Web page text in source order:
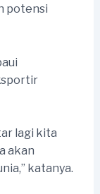
potensi
lagi kita
akan
katanya.